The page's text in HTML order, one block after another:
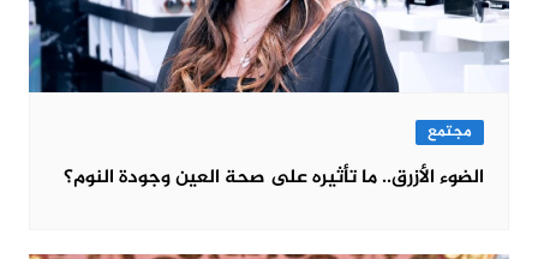
مجتمع
الضوء الأزرق.. ما تأثيره على صحة العين وجودة النوم؟